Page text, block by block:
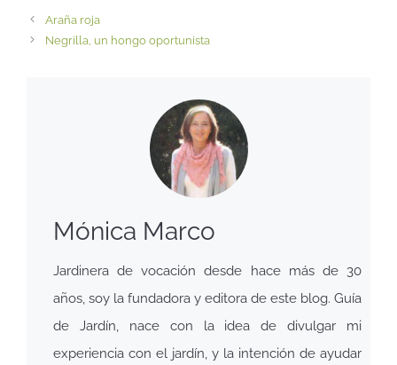
Araña roja
Negrilla, un hongo oportunista
Mónica Marco
Jardinera de vocación desde hace más de 30
años, soy la fundadora y editora de este blog. Guía
de Jardín, nace con la idea de divulgar mi
experiencia con el jardín, y la intención de ayudar